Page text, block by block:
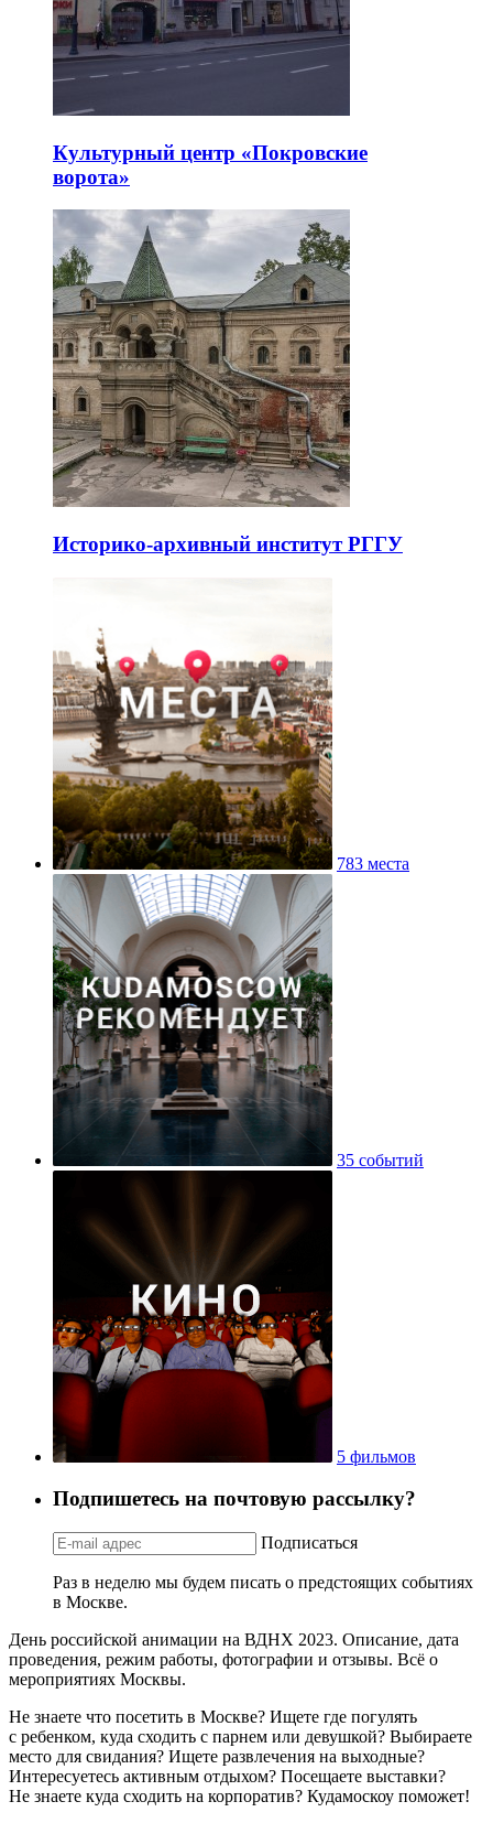
Культурный центр «Покровские
ворота»
Историко-архивный институт РГГУ
783 места
35 событий
5 фильмов
Подпишетесь на почтовую рассылку?
Подписаться
Раз в неделю мы будем писать о предстоящих событиях
в Москве.
День российской анимации на ВДНХ 2023. Описание, дата
проведения, режим работы, фотографии и отзывы. Всё о
мероприятиях Москвы.
Не знаете что посетить в Москве? Ищете где погулять
с ребенком, куда сходить с парнем или девушкой? Выбираете
место для свидания? Ищете развлечения на выходные?
Интересуетесь активным отдыхом? Посещаете выставки?
Не знаете куда сходить на корпоратив? Кудамоскоу поможет!